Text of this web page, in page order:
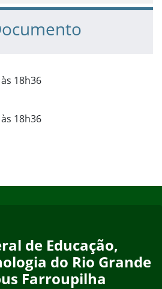
18h36
18h36
de Educação,
do Rio Grande
Farroupilha